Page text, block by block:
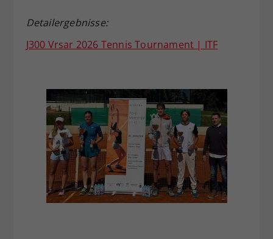
Detailergebnisse:
J300 Vrsar 2026 Tennis Tournament | ITF